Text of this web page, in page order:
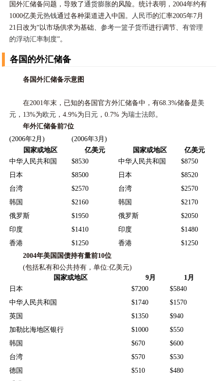
国外汇储备问题，导致了通货膨胀的风险。统计表明，2004年约有
1000亿美元热钱通过各种渠道进入中国。 人民币的汇率2005年7月
21日改为“以市场供求为基础、参考一篮子货币进行调节、有管理
的浮动汇率制度”。
各国的外汇储备
各国外汇储备示意图
在2001年末，已知的各国官方外汇储备中，有68.3%储备是美
元 ，13%为欧元 ，4.9%为 日元 ，0.7% 为瑞士法郎。
年外汇储备前7位
(2006年2月)
(2006年3月)
国家或地区
亿美元 国家或地区
亿美元
中华人民共和国
$8530 中华人民共和国
$8750
日本
$8500 日本
$8520
台湾
$2570 台湾
$2570
韩国
$2160 韩国
$2170
俄罗斯
$1950 俄罗斯
$2050
印度
$1410 印度
$1480
香港
$1250 香港
$1250
2004年美国国债持有量前10位
(包括私有和公共持有，单位:亿美元)
国家或地区
9月
1月
日本
$7200
$5840
中华人民共和国
$1740
$1570
英国
$1350
$940
加勒比海地区银行
$1000
$550
韩国
$670
$600
台湾
$570
$530
德国
$510
$480